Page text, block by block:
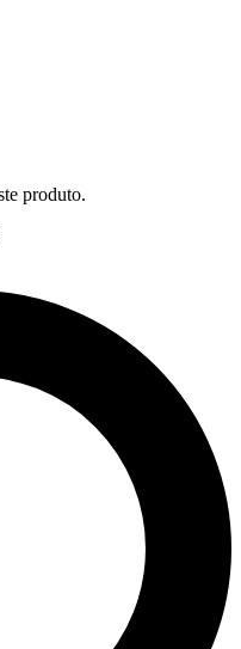
produto.